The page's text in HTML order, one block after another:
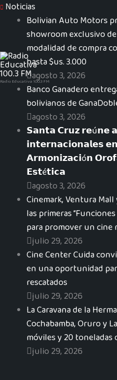
Ir
contenido
Radio Educativa 100.3 FM
Noticias
Bolivian Auto Motors
showroom exclusivo
modalidad de compra
hasta $us. 3.000
agosto 3, 2026
Banco Ganadero
bolivianos de
agosto 3, 2026
𝗦𝗮𝗻𝘁𝗮 𝗖𝗿𝘂𝘇 𝗿𝗲ú𝗻𝗲
𝗶𝗻𝘁𝗲𝗿𝗻𝗮𝗰𝗶𝗼𝗻𝗮𝗹𝗲𝘀
𝗔𝗿𝗺𝗼𝗻𝗶𝘇𝗮𝗰𝗶ó𝗻
𝗘𝘀𝘁é𝘁𝗶𝗰𝗮
agosto 3, 2026
Cinemark, Ventura
las primeras
para promover un cine
julio 29, 2026
Cine Center Cuida
en una oportunidad
rescatados
julio 29, 2026
La Caravana de la
Cochabamba, Oruro y
móviles y 20
julio 29, 2026